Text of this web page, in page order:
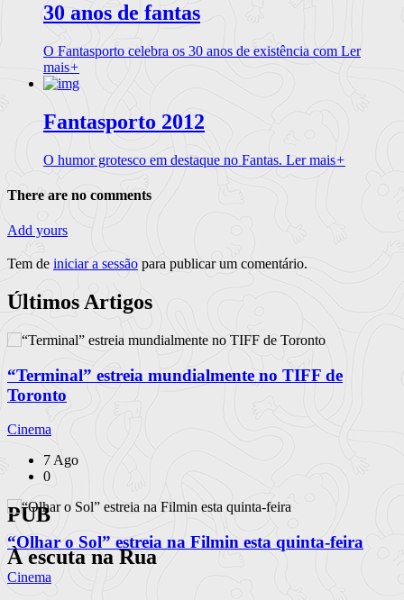
30 anos de fantas
O Fantasporto celebra os 30 anos de existência com Ler
mais+
Fantasporto 2012
O humor grotesco em destaque no Fantas. Ler mais+
There are no comments
Add yours
Tem de iniciar a sessão para publicar um comentário.
Últimos Artigos
“Terminal” estreia mundialmente no TIFF de
Toronto
Cinema
7 Ago
0
“Olhar o Sol” estreia na Filmin esta quinta-feira
Cinema
PUB
À escuta na Rua